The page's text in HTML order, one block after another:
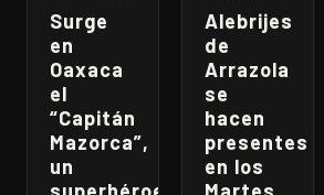
Surge
en
Oaxaca
el
“Capitán
Mazorca”,
un
Alebrijes
de
Arrazola
se
hacen
presentes
en los